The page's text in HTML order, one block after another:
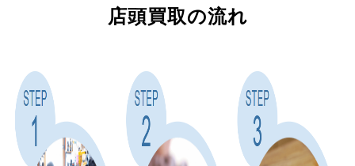
店頭買取の流れ